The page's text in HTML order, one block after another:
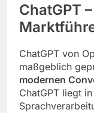
ChatGPT
ChatGPT von
maßgeblich
modernen
ChatGPT liegt